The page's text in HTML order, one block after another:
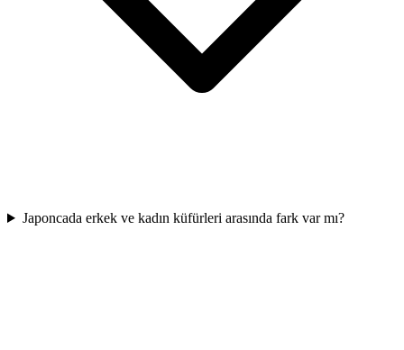
Japoncada erkek ve kadın küfürleri arasında fark var mı?